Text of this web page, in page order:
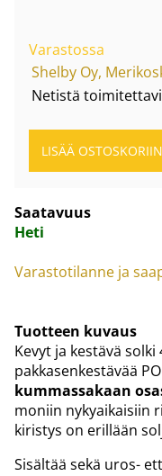
Varastossa
Shelby Oy,
Netistä
Saatavuus
Heti
Varastotilanne ja
Tuotteen kuvaus
Kevyt ja kestävä
pakkasenkestävää
kummassakaan
moniin nykyaikaisiin
kiristys on erillään
Sisältää sekä uros-